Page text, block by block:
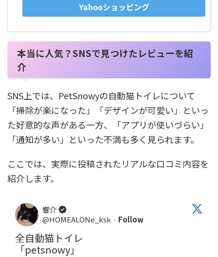
Yahooショッピング
本当に人気？SNSで見つけたレビューを紹
介
SNS上では、PetSnowyの自動猫トイレについて
「掃除が楽になった」「デザインが可愛い」といっ
た好意的な声がある一方、「アプリが使いづらい」
「通知が多い」といった不満も多く見られます。
ここでは、実際に投稿されたリアルな口コミ内容を
紹介します。
響介
@HOMEALONe_ksk · Follow
全自動猫トイレ
「petsnowy」